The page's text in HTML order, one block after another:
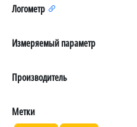
Логометр
Измеряемый параметр
Производитель
Метки